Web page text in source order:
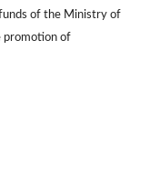
of the Ministry of
promotion of